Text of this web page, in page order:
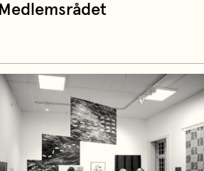
Medlemsrådet